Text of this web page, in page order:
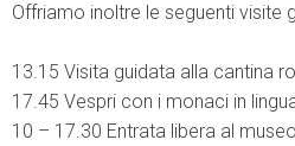
Offriamo inoltre le seguenti visite
13.15 Visita guidata alla cantina
17.45 Vespri con i monaci in
10 – 17.30 Entrata libera al